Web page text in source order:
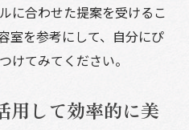
するプライベート空間
心もリフレッシュする
体感しよう
に合わせた提案を受けるこ
室を参考にして、自分にぴ
けてみてください。
用して効率的に美